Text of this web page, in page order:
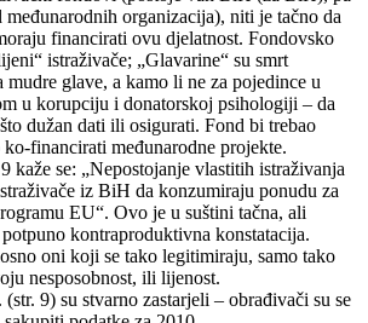
organizacija), niti je tačno da
financirati ovu djelatnost. Fondovsko
istraživače; „Glavarine“ su smrt
mudre glave, a kamo li ne za pojedince u
u korupciju i donatorskoj psihologiji – da
dužan dati ili osigurati. Fond bi trebao
financirati međunarodne projekte.
kaže se: „Nepostojanje vlastitih istraživanja
iz BiH da konzumiraju ponudu za
EU“. Ovo je u suštini tačna, ali
kontraproduktivna konstatacija.
oni koji se tako legitimiraju, samo tako
nesposobnost, ili lijenost.
9) su stvarno zastarjeli – obrađivači su se